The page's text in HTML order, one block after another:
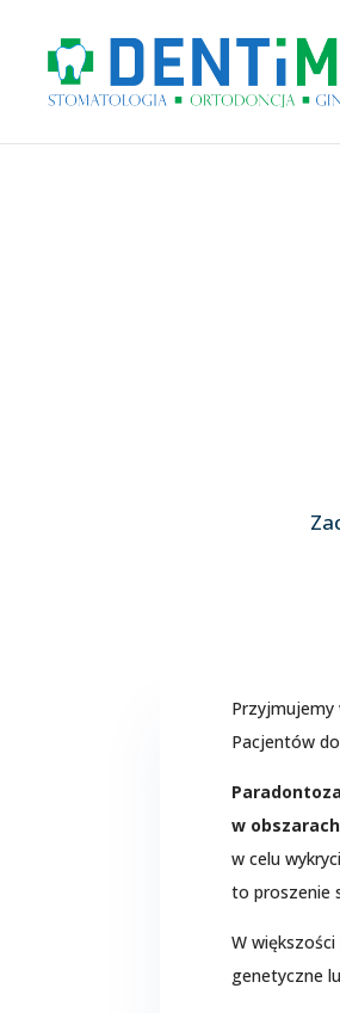
Pacjentów
w
w celu
to proszenie
W
genetyczne